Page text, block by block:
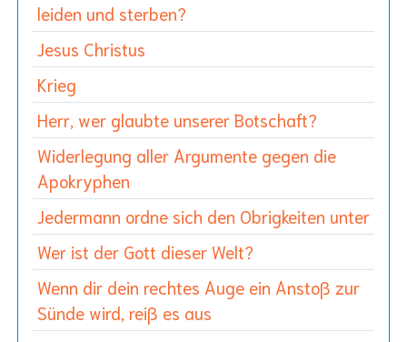
leiden und sterben?
Jesus Christus
Krieg
Herr, wer glaubte unserer Botschaft?
Widerlegung aller Argumente gegen die
Apokryphen
Jedermann ordne sich den Obrigkeiten unter
Wer ist der Gott dieser Welt?
Wenn dir dein rechtes Auge ein Anstoß zur
Sünde wird, reiß es aus